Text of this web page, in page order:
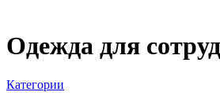
Одежда для
Категории